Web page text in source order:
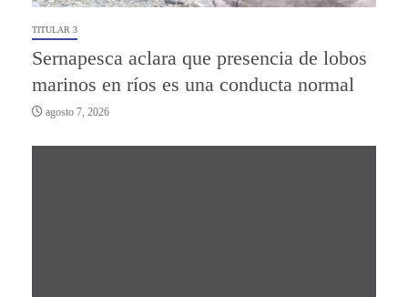
TITULAR 3
Sernapesca aclara que presencia de lobos
marinos en ríos es una conducta normal
agosto 7, 2026